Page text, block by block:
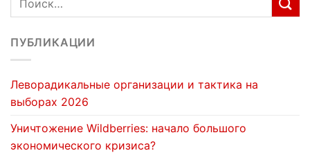
ПУБЛИКАЦИИ
Леворадикальные организации и тактика на
выборах 2026
Уничтожение Wildberries: начало большого
экономического кризиса?